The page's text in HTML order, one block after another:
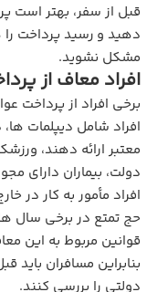
قبل از سفر، بهتر است
دهید و رسید پرداخت را
مشکل نشوید.
افراد معاف از
برخی افراد از پرداخت
افراد شامل دیپلمات‌
معتبر ارائه دهند،
دولت، بیماران دارای
افراد مأمور به کار در
حج تمتع در برخی سال‌
قوانین مربوط به این
بنابراین مسافران باید
دولتی را بررسی کنند.